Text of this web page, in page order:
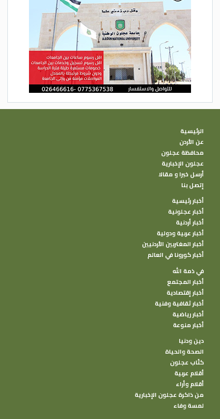
الرئيسية
عن الأردن
محافظة عجلون
عجلون الإخبارية
أرسل خبرا و مقالا
إتصل بنا
أخبار رئيسية
أخبار عجلونية
أخبار أردنية
أخبار عربية ودولية
أخبار المغتربين الأردنيين
أخبار كورونا في العالم
في ذمة الله
أخبار المجتمع
أخبار إقتصادية
أخبار ثقافية وفنية
أخبار رياضية
أخبار منوعة
دين ودنيا
الصحة والحياة
كتًاب عجلون
أقلام عربية
أقلام وأراء
من ذاكرة عجلون الإخبارية
لمسة وفاء